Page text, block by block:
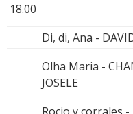
18.00
Di, di, Ana -
Olha Maria -
JOSELE